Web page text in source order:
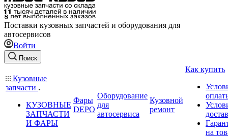
Поставки кузовных запчастей и оборудования для
автосервисов
Войти
Поиск
Кузовные
запчасти
КУЗОВНЫЕ
ЗАПЧАСТИ
И ФАРЫ
Фары
DEPO
Оборудование
для
автосервиса
Кузовной
ремонт
Как купить
на